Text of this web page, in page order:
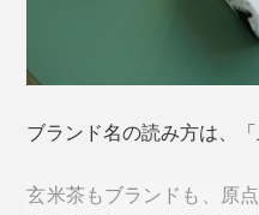
ブランド名の読み方は、
玄米茶もブランドも、原